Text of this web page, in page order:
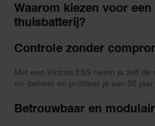
Waarom kiezen voor
thuisbatterij?
Controle zonder
Met een Victron ESS neem je zelf
en -beheer en profiteer je van 50
Betrouwbaar en